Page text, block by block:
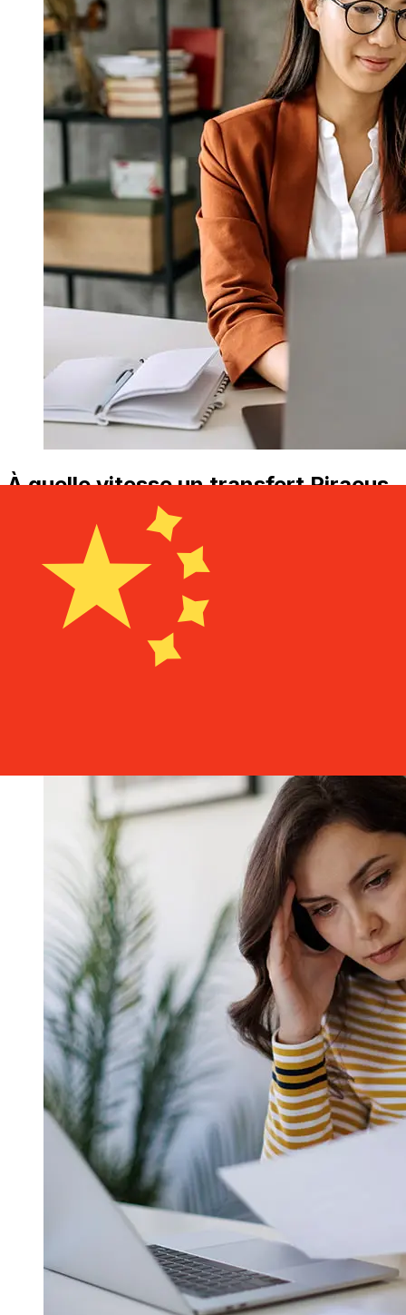
À quelle vitesse un transfert Piraeus
Bank EUR CNY ?
Les délais de livraison pour les transferts internationaux
avec Piraeus Bank de Pays membres de l'Euro à Chine
varient selon le mode de paiement et le moment de la
transaction. En général, les virements bancaires
internationaux prennent de 1 à 5 jours ouvrables. Des
facteurs tels que les jours fériés bancaires et les
contrôles de sécurité peuvent également influencer la